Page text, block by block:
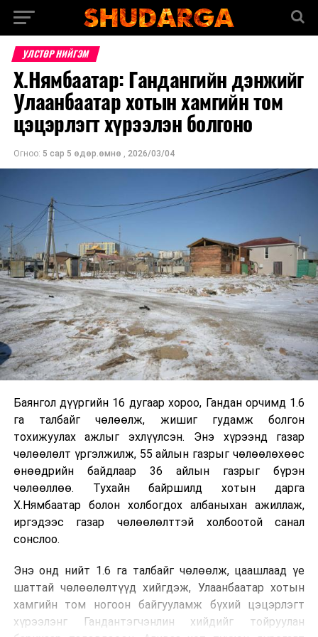
УЛСТӨР НИЙГЭМ
Х.Нямбаатар: Гандангийн дэнжийг
Улаанбаатар хотын хамгийн том
цэцэрлэгт хүрээлэн болгоно
Огноо: 5 сар 5 өдөр.өмнө , 2026/03/04
Баянгол дүүргийн 16 дугаар хороо, Гандан орчимд 1.6
га талбайг чөлөөлж, жишиг гудамж болгон
тохижуулах ажлыг эхлүүлсэн. Энэ хүрээнд газар
чөлөөлөлт үргэлжилж, 55 айлын газрыг чөлөөлөхөөс
өнөөдрийн байдлаар 36 айлын газрыг бүрэн
чөлөөллөө. Тухайн байршилд хотын дарга
Х.Нямбаатар болон холбогдох албаныхан ажиллаж,
иргэдээс газар чөлөөлөлттэй холбоотой санал
сонслоо.
Энэ онд нийт 1.6 га талбайг чөлөөлж, цаашлаад үе
шаттай чөлөөлөлтүүд хийгдэж, Улаанбаатар хотын
хамгийн том ногоон байгууламж бүхий цэцэрлэгт
хүрээлэнг Гандантэгчэнлин хийдийг тойруулан